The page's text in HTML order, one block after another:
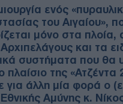
ενός
του Αιγαίου»,
μόνο στα πλοία,
και τα
συστήματα που θα
πλαίσιο της «Ατζέντα
για άλλη μία φορά ο
Αμύνης κ.